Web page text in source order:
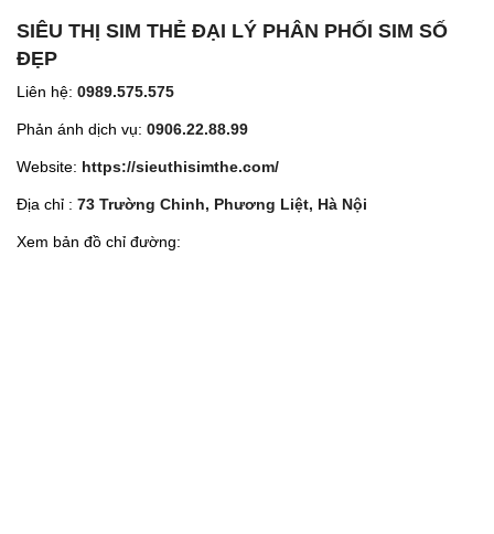
SIÊU THỊ SIM THẺ ĐẠI LÝ PHÂN PHỐI SIM SỐ
ĐẸP
Liên hệ: 0989.575.575
Phản ánh dịch vụ: 0906.22.88.99
Website: https://sieuthisimthe.com/
Địa chỉ : 73 Trường Chinh, Phương Liệt, Hà Nội
Xem bản đồ chỉ đường: